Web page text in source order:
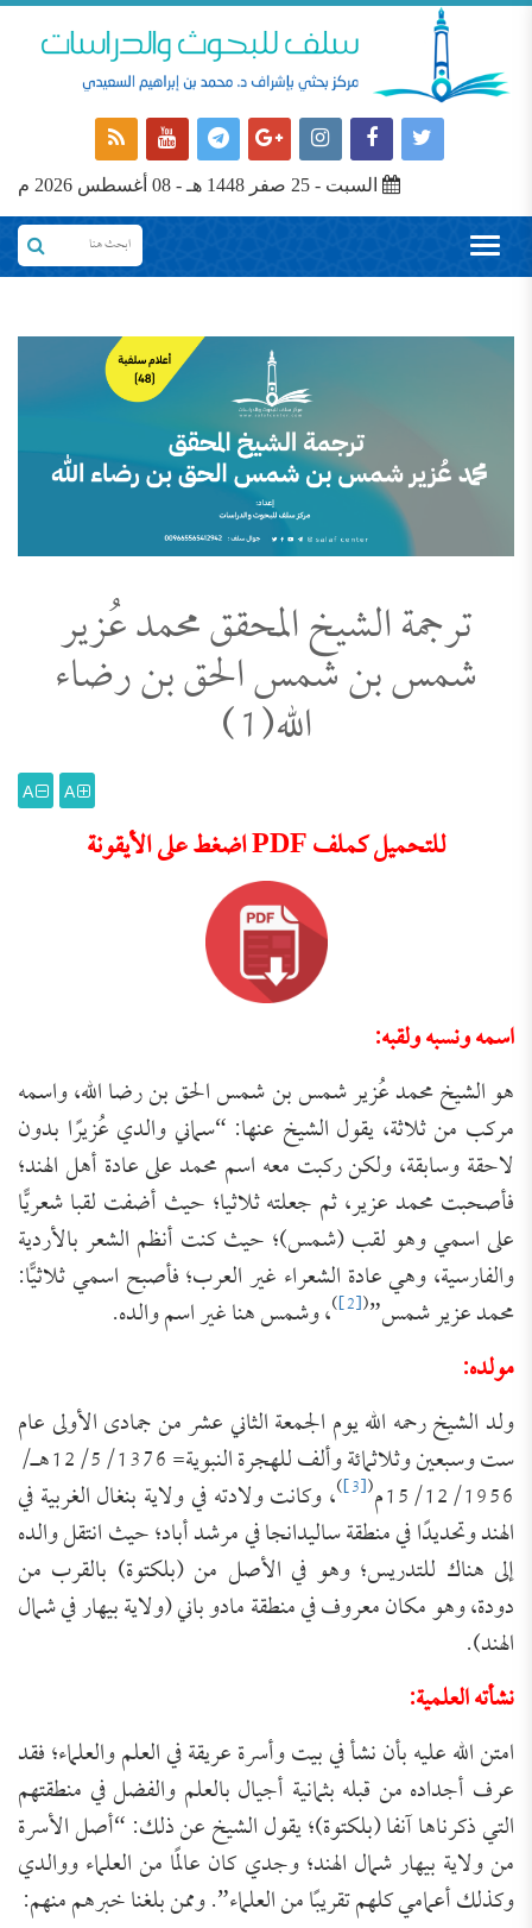
السبت - 25 صفر 1448 هـ - 08 أغسطس 2026 م
ترجمة الشيخ المحقق محمد عُزير
شمس بن شمس الحق بن رضاء
الله(1)
A
A
للتحميل كملف PDF اضغط على الأيقونة
اسمه ونسبه ولقبه:
هو الشيخ محمد عُزير شمس بن شمس الحق بن رضا الله، واسمه
مركب من ثلاثة، يقول الشيخ عنها: “سماني والدي عُزيرًا بدون
لاحقة وسابقة، ولكن ركبت معه اسم محمد على عادة أهل الهند؛
فأصحبت محمد عزير، ثم جعلته ثلاثيا؛ حيث أضفت لقبا شعريًّا
على اسمي وهو لقب (شمس)؛ حيث كنت أنظم الشعر بالأردية
والفارسية، وهي عادة الشعراء غير العرب؛ فأصبح اسمي ثلاثيًّا:
محمد عزير شمس”(
[2]
)، وشمس هنا غير اسم والده.
مولده:
ولد الشيخ رحمه الله يوم الجمعة الثاني عشر من جمادى الأولى عام
ست وسبعين وثلاثمائة وألف للهجرة النبوية= 12/5/1376هـ/
15/12/1956م (
[3]
)، وكانت ولادته في ولاية بنغال الغربية في
الهند وتحديدًا في منطقة ساليدانجا في مرشد أباد؛ حيث انتقل والده
إلى هناك للتدريس؛ وهو في الأصل من (بلكتوة) بالقرب من
دودة، وهو مكان معروف في منطقة مادو باني (ولاية بيهار في شمال
الهند).
نشأته العلمية:
امتن الله عليه بأن نشأ في بيت وأسرة عريقة في العلم والعلماء؛ فقد
عرف أجداده من قبله بثمانية أجيال بالعلم والفضل في منطقتهم
التي ذكرناها آنفا (بلكتوة)؛ يقول الشيخ عن ذلك: “أصل الأسرة
من ولاية بيهار شمال الهند؛ وجدي كان عالمًا من العلماء ووالدي
وكذلك أعمامي كلهم تقريبًا من العلماء”. وممن بلغنا خبرهم منهم: